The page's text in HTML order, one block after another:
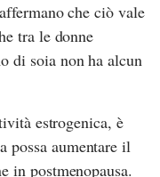
che ciò vale
tra le donne
di soia non ha alcun
estrogenica, è
possa aumentare il
in postmenopausa.